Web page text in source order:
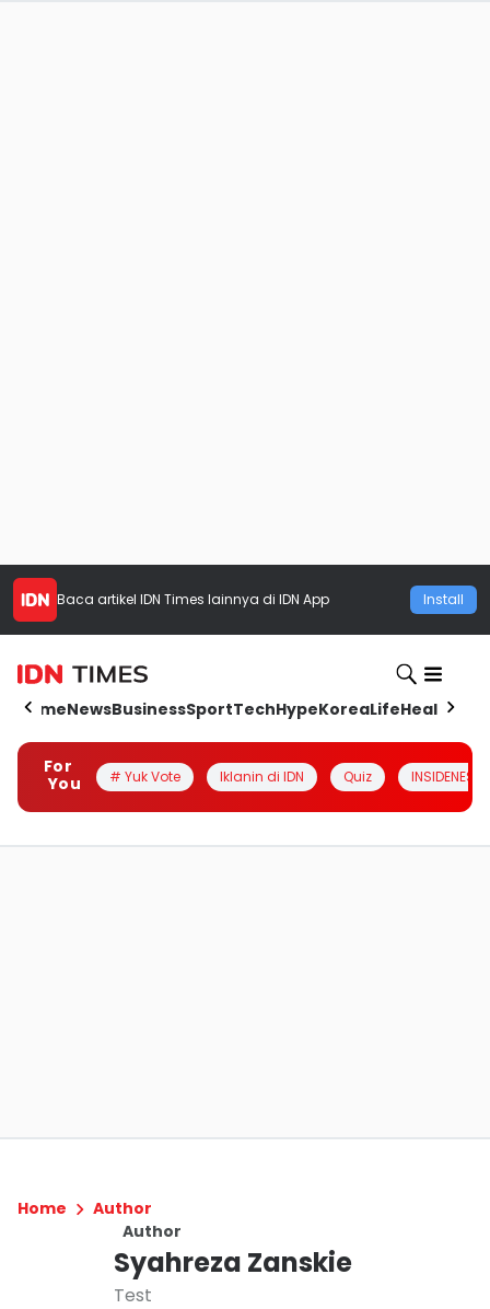
Baca artikel IDN Times lainnya di IDN App Install
HomeNewsBusinessSportTechHypeKoreaLifeHealth
For
You
# Yuk Vote Iklanin di IDN Quiz INSIDENESIA
Home
Author
Author
Syahreza Zanskie
Test